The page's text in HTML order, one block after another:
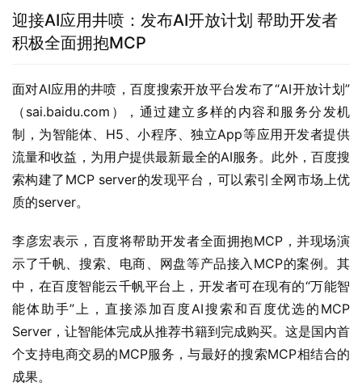
迎接AI应用井喷：发布AI开放计划 帮助开发者
积极全面拥抱MCP
面对AI应用的井喷，百度搜索开放平台发布了“AI开放计划”
（sai.baidu.com），通过建立多样的内容和服务分发机
制，为智能体、H5、小程序、独立App等应用开发者提供
流量和收益，为用户提供最新最全的AI服务。此外，百度搜
索构建了MCP server的发现平台，可以索引全网市场上优
质的server。
李彦宏表示，百度将帮助开发者全面拥抱MCP，并现场演
示了千帆、搜索、电商、网盘等产品接入MCP的案例。其
中，在百度智能云千帆平台上，开发者可在现有的“万能智
能体助手”上，直接添加百度AI搜索和百度优选的MCP
Server，让智能体完成从推荐书籍到完成购买。这是国内首
个支持电商交易的MCP服务，与最好的搜索MCP相结合的
成果。